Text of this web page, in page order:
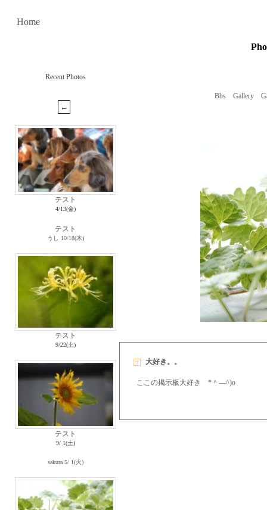
Home
Recent Photos
テスト
4/13(金)
テスト
うし 10/18(木)
テスト
9/22(土)
テスト
9/ 1(土)
sakura 5/ 1(火)
Bbs Gallery
大好き。。
ここの掲示板大好き *＾―^)o